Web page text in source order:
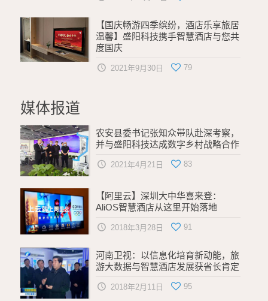
【国庆畅游四季缤纷，酒店乐享旅居
温馨】盛阳科技携手智慧酒店与您共
度国庆
2021年9月30日 79
媒体报道
农安县委书记张知众带队赴深考察，
并与盛阳科技达成数字乡村战略合作
2021年4月21日 83
【阿里云】深圳大中华喜来登：
AliOS智慧酒店从这里开始落地
2018年3月28日 91
河南卫视：以信息化培育新动能，旅
游大数据与智慧酒店发展获省长肯定
2018年2月11日 95